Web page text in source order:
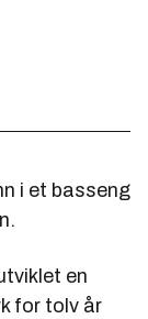
i et basseng
en
for tolv år